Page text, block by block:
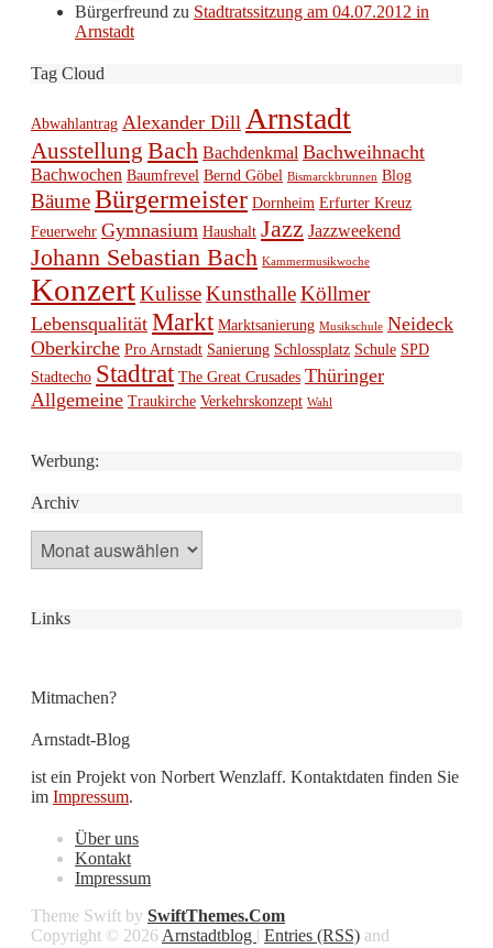
Bürgerfreund zu Stadtratssitzung am 04.07.2012 in
Arnstadt
Tag Cloud
Abwahlantrag Alexander Dill Arnstadt
Ausstellung Bach Bachdenkmal Bachweihnacht
Bachwochen Baumfrevel Bernd Göbel Bismarckbrunnen Blog
BäumeBürgermeister Dornheim Erfurter Kreuz
Feuerwehr Gymnasium Haushalt Jazz Jazzweekend
Johann Sebastian Bach Kammermusikwoche
KonzertKulisseKunsthalleKöllmer
Lebensqualität Markt Marktsanierung Musikschule Neideck
Oberkirche Pro Arnstadt Sanierung Schlossplatz Schule SPD
Stadtecho Stadtrat The Great Crusades Thüringer
Allgemeine Traukirche Verkehrskonzept Wahl
Werbung:
Archiv
Links
Mitmachen?
Arnstadt-Blog
ist ein Projekt von Norbert Wenzlaff. Kontaktdaten finden Sie
im Impressum.
Über uns
Kontakt
Impressum
Theme Swift by SwiftThemes.Com
Copyright © 2026 Arnstadtblog | Entries (RSS) and